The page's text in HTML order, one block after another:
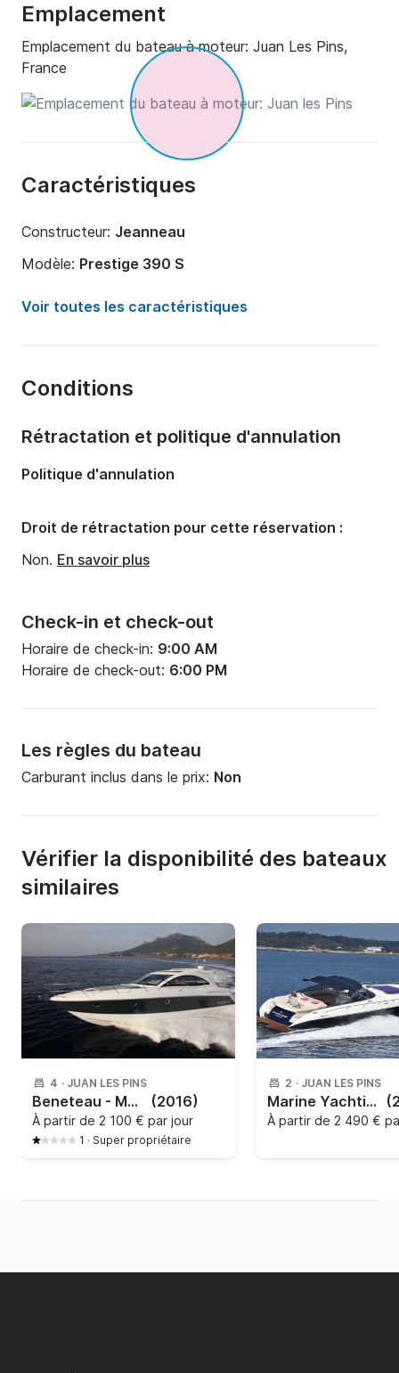
Emplacement
Emplacement du bateau à moteur: Juan Les Pins,
France
Caractéristiques
Constructeur: Jeanneau
Modèle: Prestige 390 S
Puissance moteur:
520cv
Capacité à bord:
Nombre de cabines:
Voir toutes les caractéristiques
Conditions
Check-in et check-out
Horaire de check-in: 9:00 AM
Horaire de check-out: 6:00 PM
Les règles du bateau
Carburant inclus dans le prix: Non
Rétractation et politique d'annulation
Politique d'annulation
Droit de rétractation pour cette réservation :
Non. En savoir plus
Vérifier la disponibilité des bateaux
similaires
4 · JUAN LES PINS
Beneteau - Monte Carlo 42 (2016)
À partir de 2 100 € par jour
1 · Super propriétaire
2 · JUAN LES PINS
Marine Yachting - Mig 43
À partir de 2 490 €